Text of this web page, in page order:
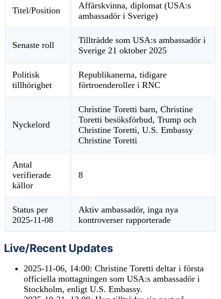
Titel/Position
Affärskvinna, diplomat (USA:s
ambassadör i Sverige)
Senaste roll
Tillträdde som USA:s ambassadör i
Sverige 21 oktober 2025
Politisk
tillhörighet
Republikanerna, tidigare
förtroenderoller i RNC
Nyckelord
Christine Toretti barn, Christine
Toretti besöksförbud, Trump och
Christine Toretti, U.S. Embassy
Christine Toretti
Antal
verifierade
källor
8
Status per
2025-11-08
Aktiv ambassadör, inga nya
kontroverser rapporterade
Live/Recent Updates
2025-11-06, 14:00: Christine Toretti deltar i första
officiella mottagningen som USA:s ambassadör i
Stockholm, enligt U.S. Embassy.